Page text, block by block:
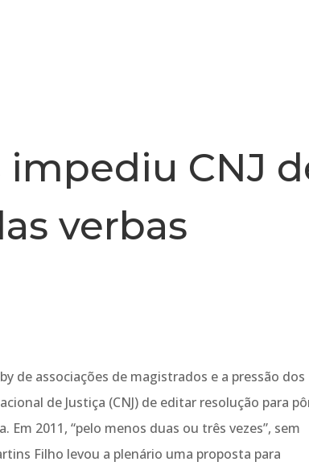
CNJ
verbas
de associações de magistrados e a pressão dos
de Justiça (CNJ) de editar resolução para
2011, “pelo menos duas ou três vezes”, sem
Filho levou a plenário uma proposta para